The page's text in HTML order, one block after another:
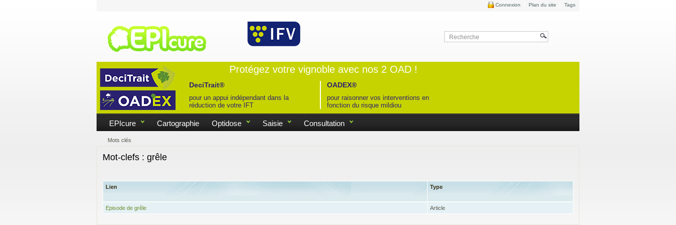
Tags
Plan du site
Connexion
Protégez votre vignoble avec nos 2 OAD !
DeciTrait®
pour un appui indépendant dans la
réduction de votre IFT
OADEX®
pour raisonner vos interventions en
fonction du risque mildiou
EPIcure Cartographie Optidose Saisie Consultation
Mots clés
Mot-clefs : grêle
Lien Type
Episode de grêle Article